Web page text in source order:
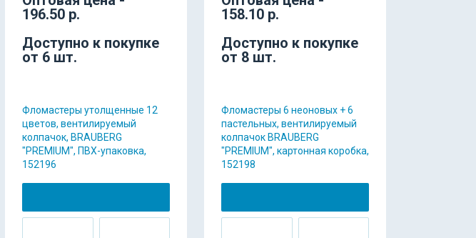
196.50 р.
Доступно к покупке
от 6 шт.
Фломастеры утолщенные 12
цветов, вентилируемый
колпачок, BRAUBERG
"PREMIUM", ПВХ-упаковка,
152196
158.10 р.
Доступно к покупке
от 8 шт.
Фломастеры 6 неоновых + 6
пастельных, вентилируемый
колпачок BRAUBERG
"PREMIUM", картонная коробка,
152198